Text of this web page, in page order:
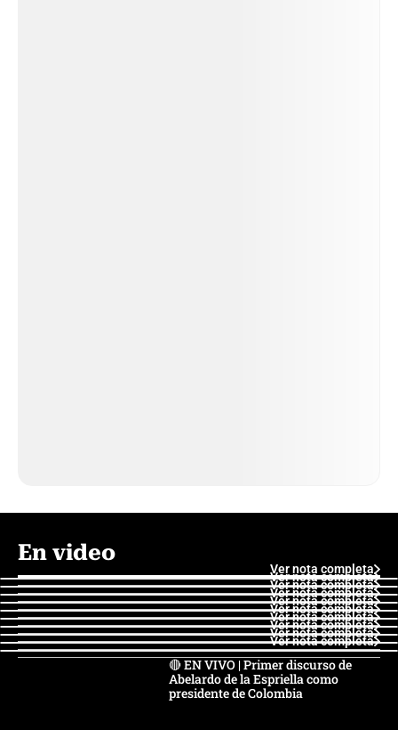
En video
Ver nota completa
Ver nota completa
Ver nota completa
Ver nota completa
Ver nota completa
Ver nota completa
Ver nota completa
Ver nota completa
Ver nota completa
Ver nota completa
🔴 EN VIVO | Primer discurso de
Abelardo de la Espriella como
presidente de Colombia